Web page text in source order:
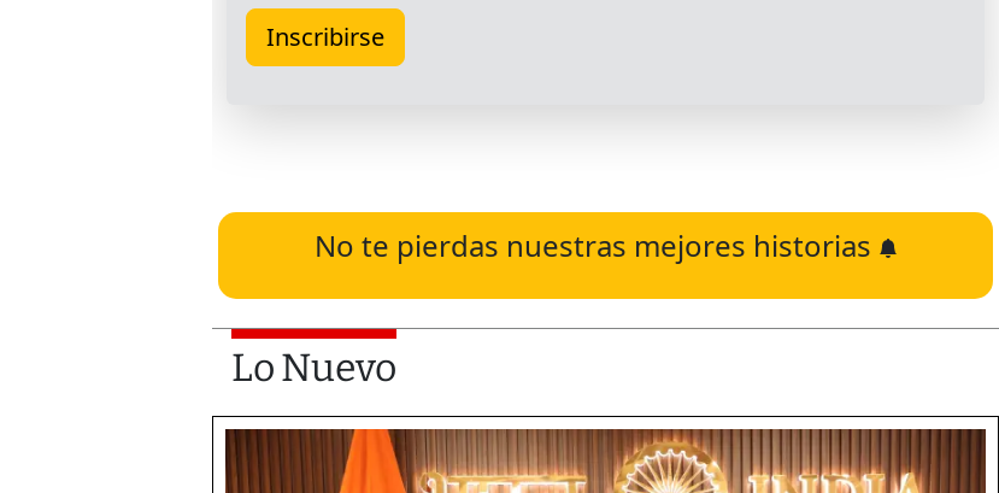
No te pierdas nuestras mejores historias
Lo Nuevo